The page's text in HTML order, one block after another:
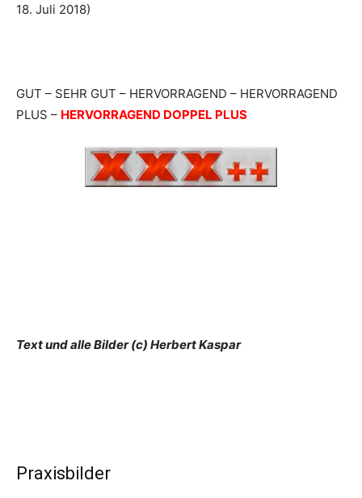
18. Juli 2018)
GUT – SEHR GUT – HERVORRAGEND – HERVORRAGEND
PLUS – HERVORRAGEND DOPPEL PLUS
Text und alle Bilder (c) Herbert Kaspar
Praxisbilder